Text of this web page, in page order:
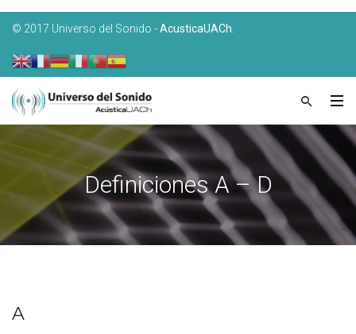
© 2017 Universo del Sonido -AcusticaUACh
Definiciones A – D
A